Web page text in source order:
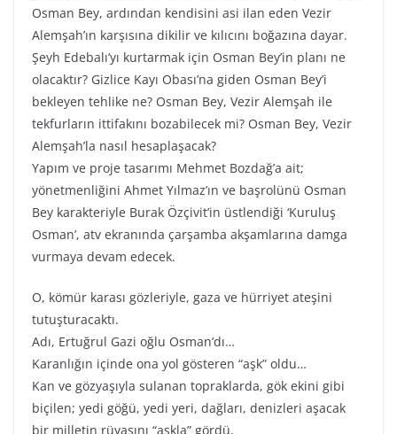
Osman Bey, ardından kendisini asi ilan eden Vezir
Alemşah’ın karşısına dikilir ve kılıcını boğazına dayar.
Şeyh Edebalı’yı kurtarmak için Osman Bey’in planı ne
olacaktır? Gizlice Kayı Obası’na giden Osman Bey’i
bekleyen tehlike ne? Osman Bey, Vezir Alemşah ile
tekfurların ittifakını bozabilecek mi? Osman Bey, Vezir
Alemşah’la nasıl hesaplaşacak?
Yapım ve proje tasarımı Mehmet Bozdağ’a ait;
yönetmenliğini Ahmet Yılmaz’ın ve başrolünü Osman
Bey karakteriyle Burak Özçivit’in üstlendiği ‘Kuruluş
Osman’, atv ekranında çarşamba akşamlarına damga
vurmaya devam edecek.
O, kömür karası gözleriyle, gaza ve hürriyet ateşini
tutuşturacaktı.
Adı, Ertuğrul Gazi oğlu Osman’dı…
Karanlığın içinde ona yol gösteren “aşk” oldu…
Kan ve gözyaşıyla sulanan topraklarda, gök ekini gibi
biçilen; yedi göğü, yedi yeri, dağları, denizleri aşacak
bir milletin rüyasını “aşkla” gördü.